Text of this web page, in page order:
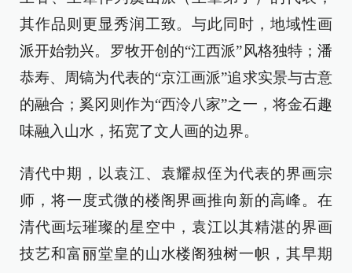
其作品则更显秀润工致。与此同时，地域性画
派开始勃兴。罗牧开创的“江西派”风格独特；潘
恭寿、周镐为代表的“京江画派”追求实景与古意
的融合；奚冈则作为“西泠八家”之一，将金石趣
味融入山水，拓宽了文人画的边界。
清代中期，以袁江、袁耀叔侄为代表的界画宗
师，将一度式微的楼阁界画推向新的高峰。在
清代画坛璀璨的星空中，袁江以其精湛的界画
技艺和富丽堂皇的山水楼阁独树一帜，其早期